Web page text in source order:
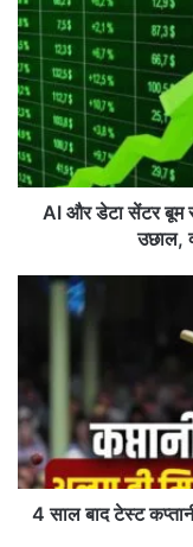
I
औ
र
डे
टा
सें
ट
र
ट
टे
क्नो
लॉ
जी
AI और डेटा सेंटर बूम
उछाल,
टे
स्ट
क
प्ता
4 साल बाद टेस्ट